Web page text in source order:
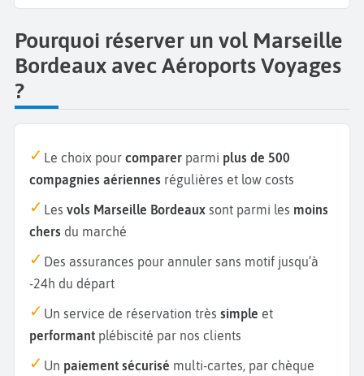
Pourquoi réserver un vol Marseille
Bordeaux avec Aéroports Voyages
?
Le choix pour comparer parmi plus de 500
compagnies aériennes régulières et low costs
Les vols Marseille Bordeaux sont parmi les moins
chers du marché
Des assurances pour annuler sans motif jusqu’à
-24h du départ
Un service de réservation très simple et
performant plébiscité par nos clients
Un paiement sécurisé multi-cartes, par chèque